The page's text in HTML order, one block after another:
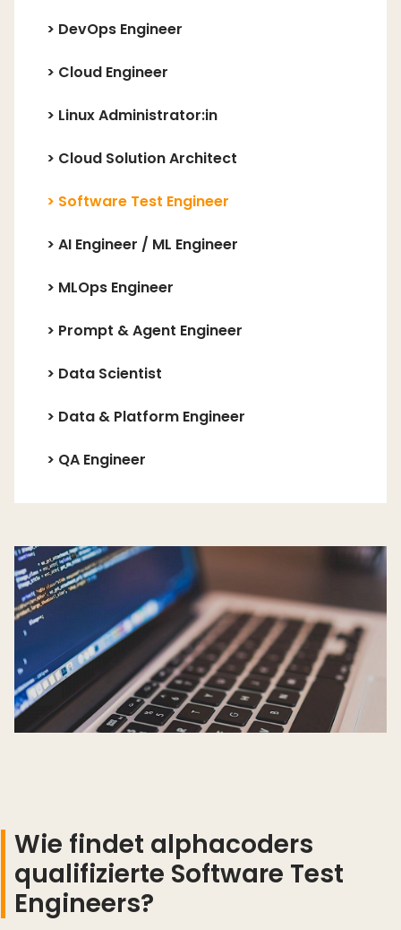
> DevOps Engineer
> Cloud Engineer
> Linux Administrator:in
> Cloud Solution Architect
> Software Test Engineer
> AI Engineer / ML Engineer
> MLOps Engineer
> Prompt & Agent Engineer
> Data Scientist
> Data & Platform Engineer
> QA Engineer
Wie findet alphacoders
qualifizierte Software Test
Engineers?